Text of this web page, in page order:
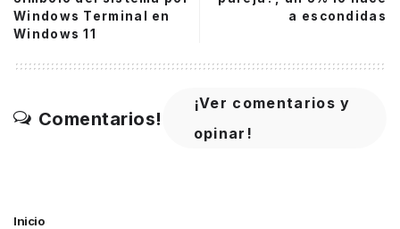
Windows Terminal en
Windows 11
a escondidas
Comentarios!
¡Ver comentarios y
opinar!
Inicio